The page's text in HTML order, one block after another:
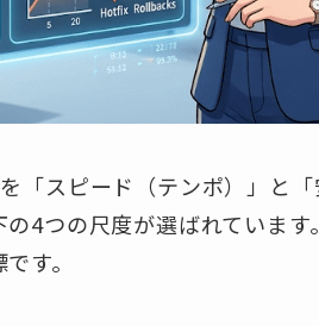
「スピード（テンポ）」と
4つの尺度が選ばれていま
す。